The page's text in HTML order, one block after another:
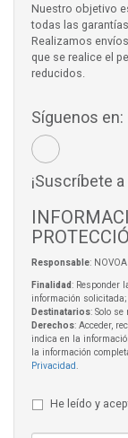
Nuestro objetivo
todas las
Realizamos
que se realice el
reducidos.
Síguenos en:
¡Suscríbete
Responsable:
Finalidad: Responder
información solicitada;
Destinatarios: Solo
Derechos: Acceder,
indica en la
la información
Privacidad
He leído y